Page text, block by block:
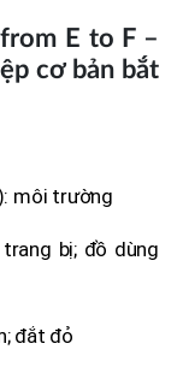
E to F –
cơ bản bắt
môi trường
bị; đồ dùng
đắt đỏ